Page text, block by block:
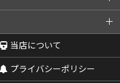
当店について
プライバシーポリシー
その他鑑定品
BOX・パック